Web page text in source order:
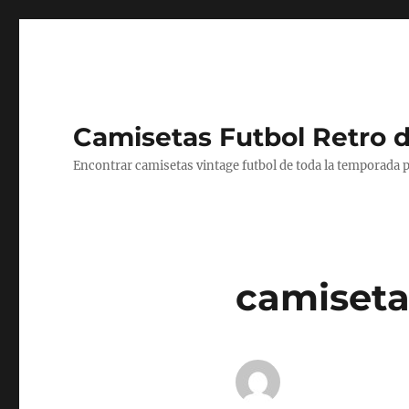
Camisetas Futbol Retro
Encontrar camisetas vintage futbol de toda la temporada